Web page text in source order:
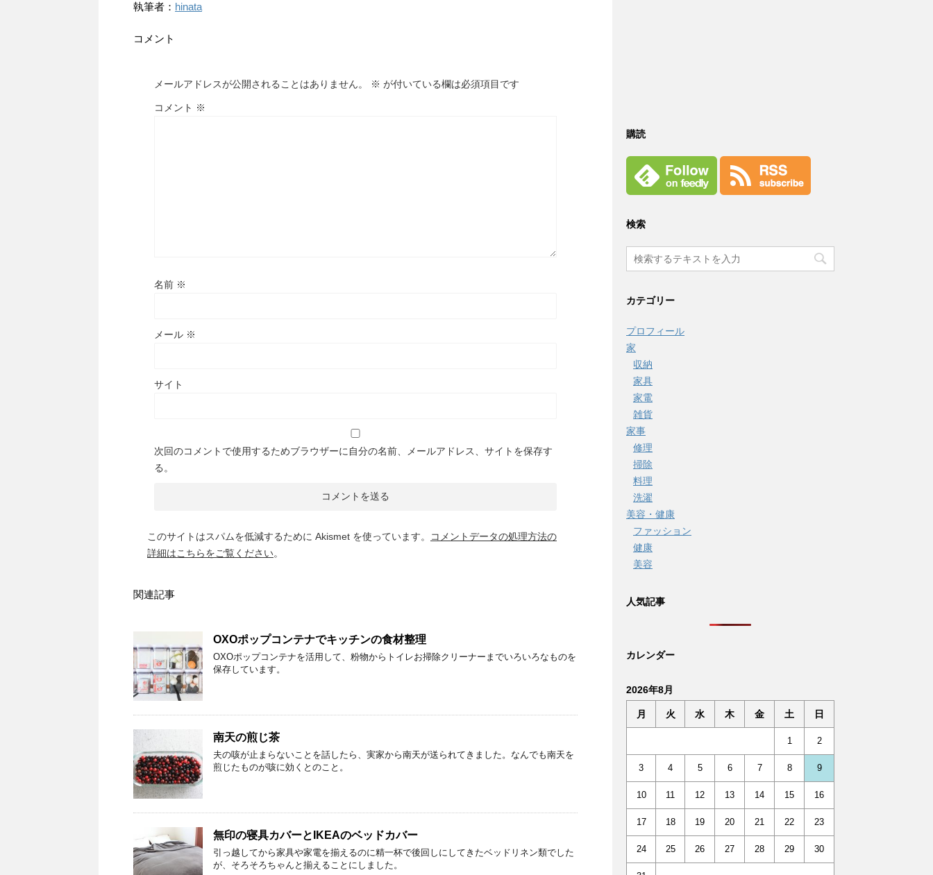
執筆者： hinata
コメント
メールアドレスが公開されることはありません。 ※ が付いている欄は必須項目です
コメント ※
名前 ※
メール ※
サイト
次回のコメントで使用するためブラウザーに自分の名前、メールアドレス、サイトを保存す
る。
このサイトはスパムを低減するために Akismet を使っています。
コメントデータの処理方法の
詳細はこちらをご覧ください。
関連記事
OXOポップコンテナでキッチンの食材整理
OXOポップコンテナを活用して、粉物からトイレお掃除クリーナーまでいろいろなものを
保存しています。
南天の煎じ茶
夫の咳が止まらないことを話したら、実家から南天が送られてきました。なんでも南天を
煎じたものが咳に効くとのこと。
無印の寝具カバーとIKEAのベッドカバー
引っ越してから家具や家電を揃えるのに精一杯で後回しにしてきたベッドリネン類でした
が、そろそろちゃんと揃えることにしました。
購読
検索
カテゴリー
プロフィール
家
収納
家具
家電
雑貨
家事
修理
掃除
料理
洗濯
美容・健康
ファッション
健康
美容
人気記事
カレンダー
2026年8月
月 火 水 木 金 土 日
1 2
3 4 5 6 7 8 9
10 11 12 13 14 15 16
17 18 19 20 21 22 23
24 25 26 27 28 29 30